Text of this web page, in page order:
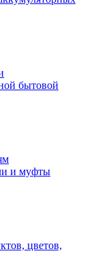
бытовой
и муфты
цветов,